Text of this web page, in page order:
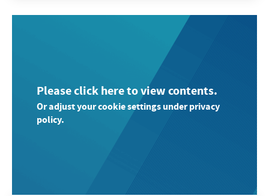
Please click here to view contents.
Or adjust your cookie settings under privacy
policy.